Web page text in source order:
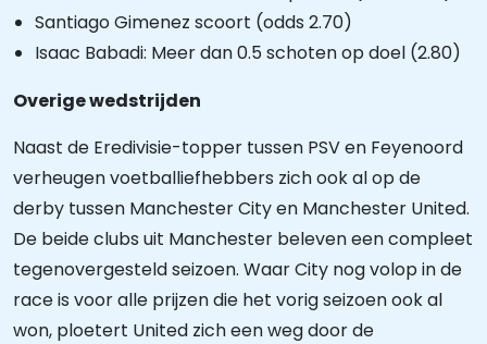
Santiago Gimenez scoort (odds 2.70)
Isaac Babadi: Meer dan 0.5 schoten op doel (2.80)
Overige wedstrijden
Naast de Eredivisie-topper tussen PSV en Feyenoord
verheugen voetballiefhebbers zich ook al op de
derby tussen Manchester City en Manchester United.
De beide clubs uit Manchester beleven een compleet
tegenovergesteld seizoen. Waar City nog volop in de
race is voor alle prijzen die het vorig seizoen ook al
won, ploetert United zich een weg door de